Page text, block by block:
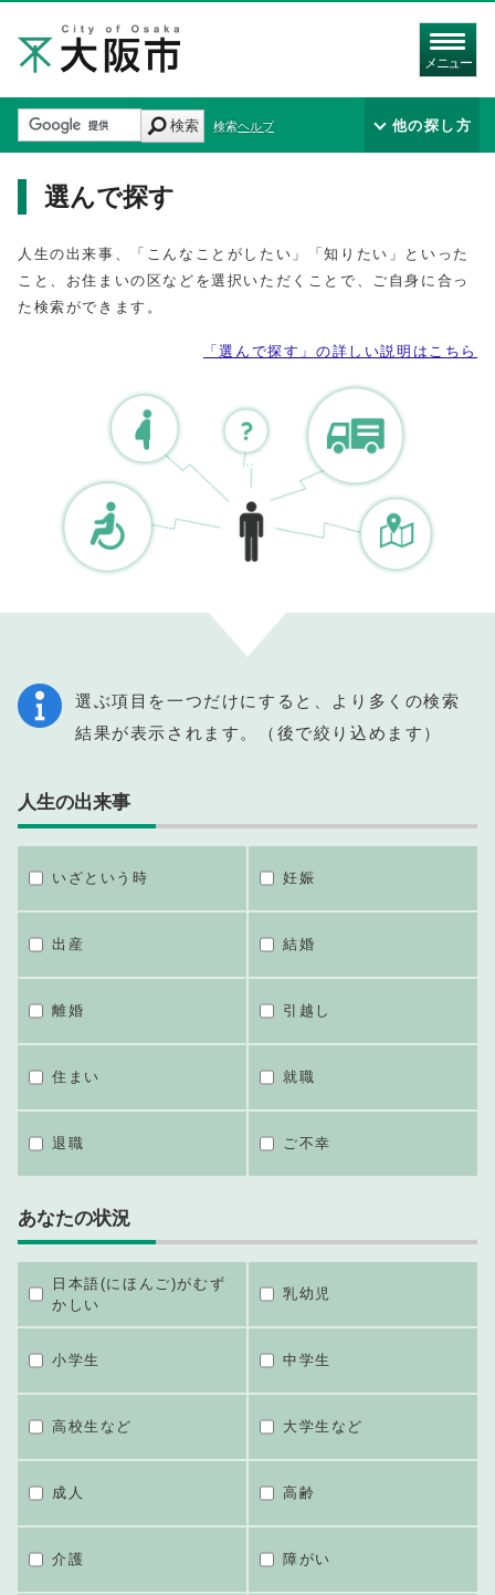
メニュー
検索 検索ヘルプ 他の探し方
選んで探す
人生の出来事、「こんなことがしたい」「知りたい」といった
こと、お住まいの区などを選択いただくことで、ご自身に合っ
た検索ができます。
「選んで探す」の詳しい説明はこちら
選ぶ項目を一つだけにすると、より多くの検索
結果が表示されます。（後で絞り込めます）
人生の出来事
いざという時 妊娠
出産 結婚
離婚 引越し
住まい 就職
退職 ご不幸
あなたの状況
日本語(にほんご)がむず
かしい
乳幼児
小学生 中学生
高校生など 大学生など
成人 高齢
介護 障がい